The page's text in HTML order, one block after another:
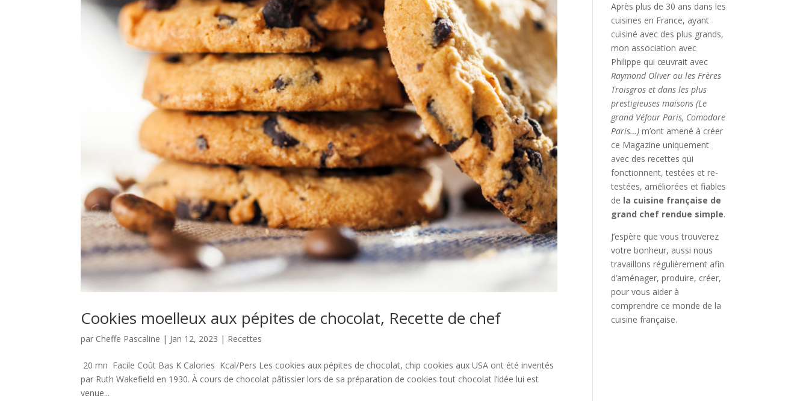
Cookies moelleux aux pépites de chocolat, Recette de chef
par Cheffe Pascaline | Jan 12, 2023 | Recettes
20 mn Facile Coût Bas K Calories Kcal/Pers Les cookies aux pépites de chocolat, chip cookies aux USA ont été inventés
par Ruth Wakefield en 1930. À cours de chocolat pâtissier lors de sa préparation de cookies tout chocolat l’idée lui est
venue...
Après plus de 30 ans dans les
cuisines en France, ayant
cuisiné avec des plus grands,
mon association avec
Philippe qui œuvrait avec
Raymond Oliver ou les Frères
Troisgros et dans les plus
prestigieuses maisons (Le
grand Véfour Paris, Comodore
Paris…) m’ont amené à créer
ce Magazine uniquement
avec des recettes qui
fonctionnent, testées et re-
testées, améliorées et fiables
de la cuisine française de
grand chef rendue simple.
J’espère que vous trouverez
votre bonheur, aussi nous
travaillons régulièrement afin
d’aménager, produire, créer,
pour vous aider à
comprendre ce monde de la
cuisine française.